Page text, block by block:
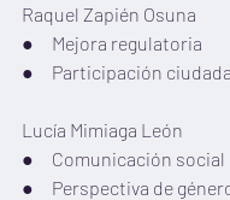
Raquel Zapién Osuna
●     Mejora regulatoria
●     Participación
Lucía Mimiaga León
●     Comunicación social
●     Perspectiva de